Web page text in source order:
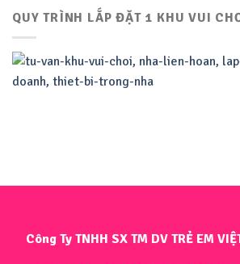
QUY TRÌNH LẮP ĐẶT 1 KHU VUI
Công Ty TNHH SX TM DV TRẺ EM